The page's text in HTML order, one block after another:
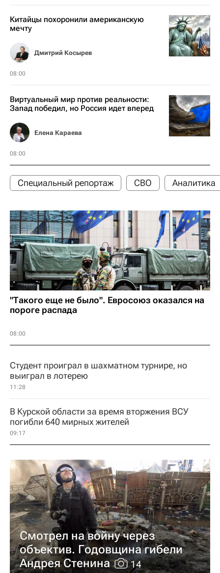
Китайцы похоронили американскую
мечту
Дмитрий Косырев
08:00
Виртуальный мир против реальности:
Запад победил, но Россия идет вперед
Елена Караева
08:00
Специальный репортаж СВО Аналитика
"Такого еще не было". Евросоюз оказался на
пороге распада
08:00
Студент проиграл в шахматном турнире, но
выиграл в лотерею
11:28
В Курской области за время вторжения ВСУ
погибли 640 мирных жителей
09:17
Смотрел на войну через
объектив. Годовщина гибели
Андрея Стенина
14